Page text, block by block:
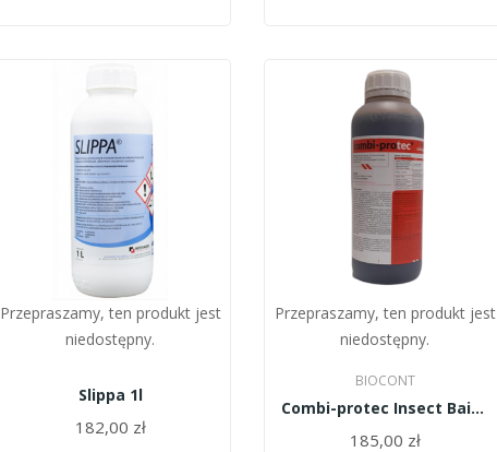
Przepraszamy, ten produkt jest
niedostępny.
Slippa 1l
182,00 zł
Przepraszamy, ten produkt jest
niedostępny.
BIOCONT
Combi-protec Insect Bait 1l
185,00 zł